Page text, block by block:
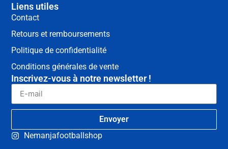
Nemanjafootballshop
Liens utiles
Contact
Retours et remboursements
Politique de confidentialité
Conditions générales de vente
Inscrivez-vous à notre newsletter !
Envoyer